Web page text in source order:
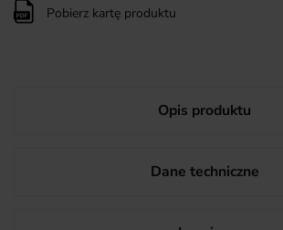
Pobierz kartę produktu
Opis produktu
Dane techniczne